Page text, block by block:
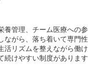
養管理、チーム医療への
ながら、落ち着いて専門
活リズムを整えながら働
続けやすい制度があります